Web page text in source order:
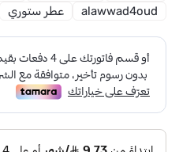
alawwad4oud
عطر ستوري